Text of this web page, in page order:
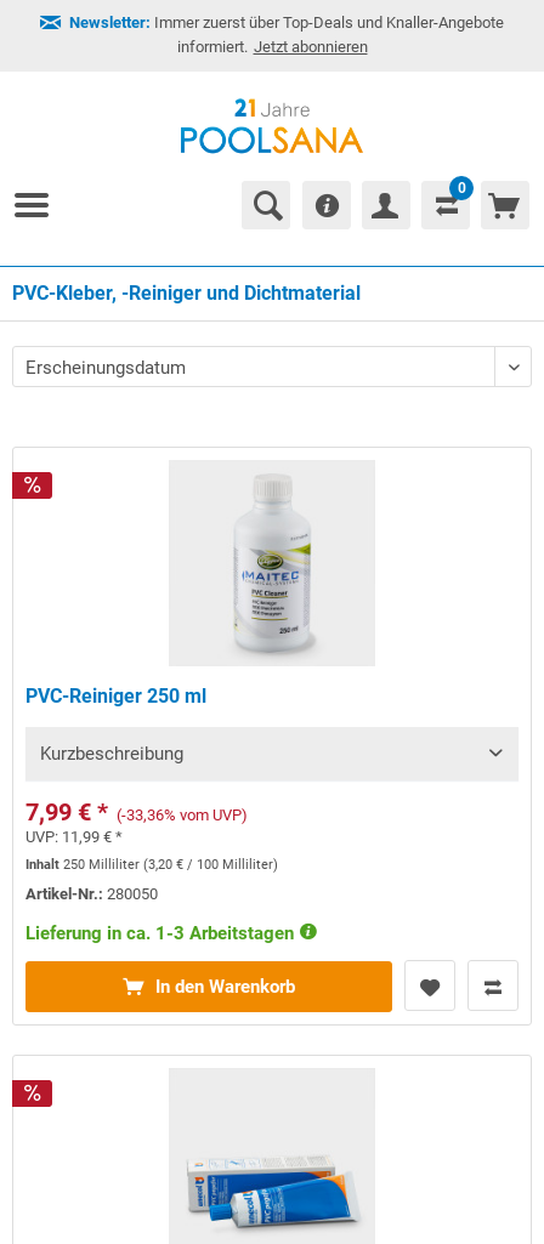
Newsletter: Immer zuerst über Top-Deals und Knaller-Angebote
informiert. Jetzt abonnieren
0
PVC-Kleber, -Reiniger und Dichtmaterial
PVC-Reiniger 250 ml
Kurzbeschreibung
7,99 € * (-33,36% vom UVP)
UVP: 11,99 € *
Inhalt250 Milliliter(3,20 € / 100 Milliliter)
Artikel-Nr.:280050
Lieferung in ca. 1-3 Arbeitstagen
In den Warenkorb